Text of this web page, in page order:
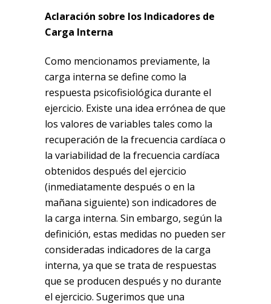
Aclaración sobre los Indicadores de
Carga Interna
Como mencionamos previamente, la
carga interna se define como la
respuesta psicofisiológica durante el
ejercicio. Existe una idea errónea de que
los valores de variables tales como la
recuperación de la frecuencia cardíaca o
la variabilidad de la frecuencia cardíaca
obtenidos después del ejercicio
(inmediatamente después o en la
mañana siguiente) son indicadores de
la carga interna. Sin embargo, según la
definición, estas medidas no pueden ser
consideradas indicadores de la carga
interna, ya que se trata de respuestas
que se producen después y no durante
el ejercicio. Sugerimos que una